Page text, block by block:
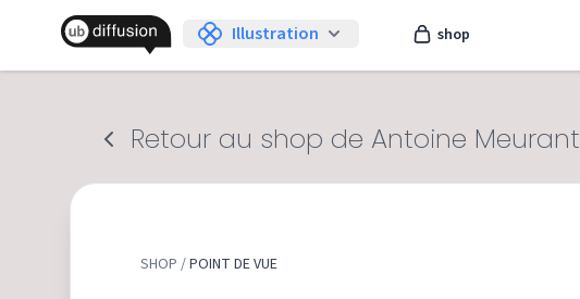
Illustration shop
Retour au shop de Antoine Meurant
SHOP /POINT DE VUE